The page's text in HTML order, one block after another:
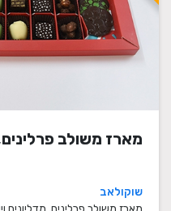
מארז משולב פרלינים,
שוקולאב